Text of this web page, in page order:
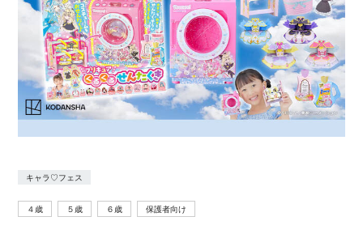
キャラ♡フェス
４歳 ５歳 ６歳 保護者向け